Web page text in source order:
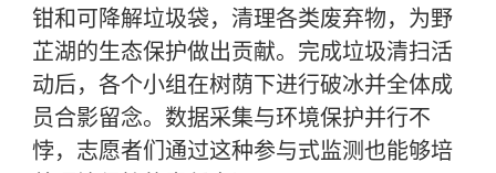
钳和可降解垃圾袋，清理各类废弃物，为野
芷湖的生态保护做出贡献。完成垃圾清扫活
动后，各个小组在树荫下进行破冰并全体成
员合影留念。数据采集与环境保护并行不
悖，志愿者们通过这种参与式监测也能够培